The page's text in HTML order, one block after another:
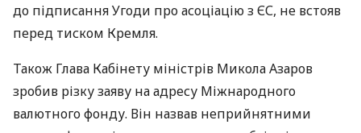
до підписання Угоди про асоціацію з ЄС, не встояв
перед тиском Кремля.
Також Глава Кабінету міністрів Микола Азаров
зробив різку заяву на адресу Міжнародного
валютного фонду. Він назвав неприйнятними